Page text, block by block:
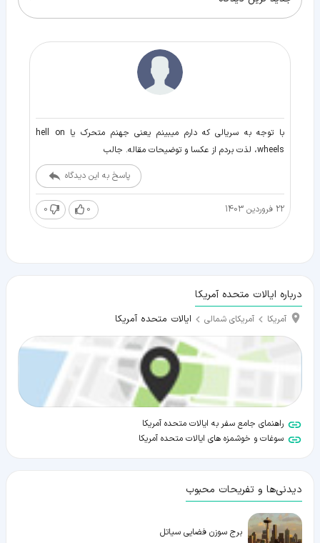
با توجه به سریالی که دارم میبینم یعنی جهنم متحرک یا hell on
wheels، لذت بردم از عکسا و توضیحات مقاله. جالب
پاسخ به این دیدگاه
22 فروردین 1403 0
0
درباره ایالات متحده آمریکا
آمریکا آمریکای شمالی ایالات متحده آمریکا
راهنمای جامع سفر به ایالات متحده آمریکا
سوغات و خوشمزه های ایالات متحده آمریکا
دیدنی‌ها و تفریحات محبوب
برج سوزن فضایی سیاتل